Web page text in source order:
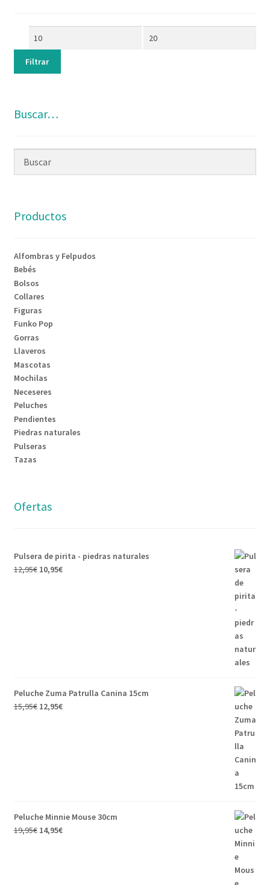
Filtrar
Buscar…
Productos
Alfombras y Felpudos
Bebés
Bolsos
Collares
Figuras
Funko Pop
Gorras
Llaveros
Mascotas
Mochilas
Neceseres
Peluches
Pendientes
Piedras naturales
Pulseras
Tazas
Ofertas
Pulsera de pirita - piedras naturales
12,95€ 10,95€
Peluche Zuma Patrulla Canina 15cm
15,95€ 12,95€
Peluche Minnie Mouse 30cm
19,95€ 14,95€